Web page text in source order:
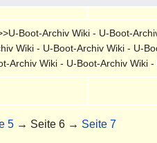
Boot-Archiv Wiki - U-Boot-
Wiki - U-Boot-Archiv Wiki - U-
Archiv Wiki - U-Boot-Archiv Wiki
5 → Seite 6 → Seite 7